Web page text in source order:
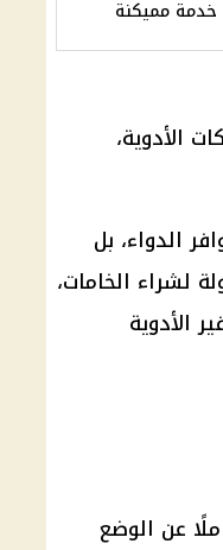
الأدوية،
الدواء، بل
لشراء الخامات،
الأدوية
عن الوضع